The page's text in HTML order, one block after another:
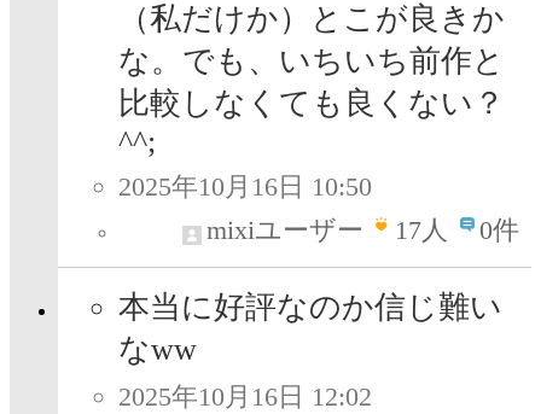
（私だけか）とこが良きか
な。でも、いちいち前作と
比較しなくても良くない？
^^;
2025年10月16日 10:50
mixiユーザー
17人 0件
本当に好評なのか信じ難い
なww
2025年10月16日 12:02